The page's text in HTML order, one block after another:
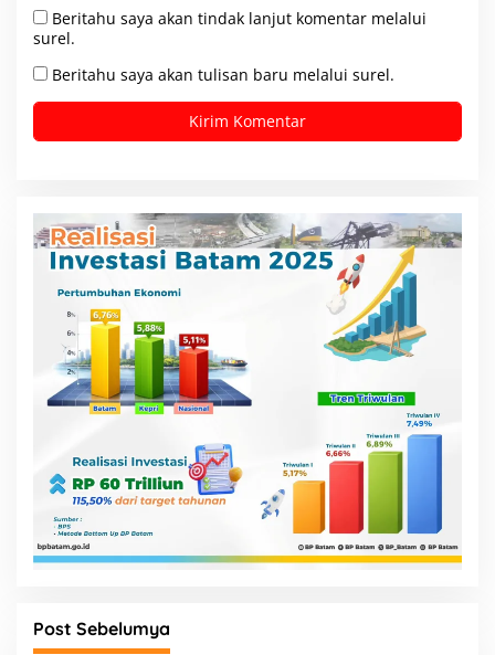
Beritahu saya akan tindak lanjut komentar melalui
surel.
Beritahu saya akan tulisan baru melalui surel.
Post Sebelumya